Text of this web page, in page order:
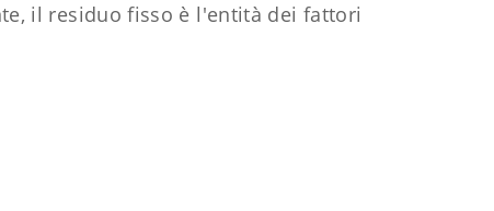
il residuo fisso è l'entità dei fattori